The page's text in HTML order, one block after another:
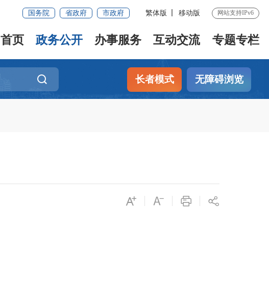
国务院 省政府 市政府 繁体版 移动版 网站支持IPv6
首页 政务公开 办事服务 互动交流 专题专栏
长者模式 无障碍浏览